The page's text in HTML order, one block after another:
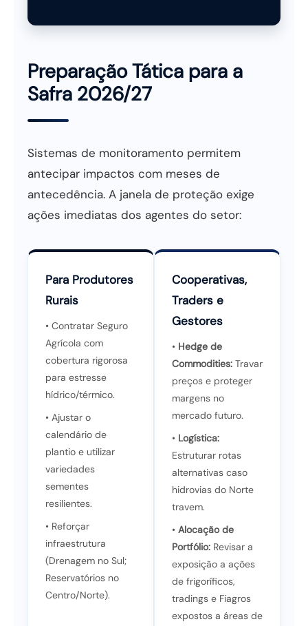
Preparação Tática para a
Safra 2026/27
Sistemas de monitoramento permitem
antecipar impactos com meses de
antecedência. A janela de proteção exige
ações imediatas dos agentes do setor:
Para Produtores
Rurais
• Contratar Seguro
Agrícola com
cobertura rigorosa
para estresse
hídrico/térmico.
• Ajustar o
calendário de
plantio e utilizar
variedades
sementes
resilientes.
• Reforçar
infraestrutura
(Drenagem no Sul;
Reservatórios no
Centro/Norte).
Cooperativas,
Traders e
Gestores
• Hedge de
Commodities: Travar
preços e proteger
margens no
mercado futuro.
• Logística:
Estruturar rotas
alternativas caso
hidrovias do Norte
travem.
• Alocação de
Portfólio: Revisar a
exposição a ações
de frigoríficos,
tradings e Fiagros
expostos a áreas de